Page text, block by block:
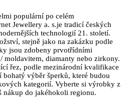
populární po celém
Jewellery a. s.je tradicí českých
technologií 21. století.
stejně jako na zakázku podle
jsou zdobeny prvotřídními
moldavitem, diamanty nebo zirkony.
řez, podle mezinárodní kvalifikace
výběr šperků, které budou
kategorií. Vyberte si výrobky z
nákup do jakéhokoli regionu.